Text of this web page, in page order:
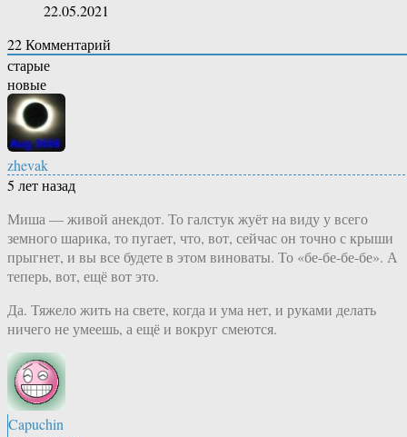
22.05.2021
22Комментарий
старые
новые
zhevak
5 лет назад
Миша — живой анекдот. То галстук жуёт на виду у всего
земного шарика, то пугает, что, вот, сейчас он точно с крыши
прыгнет, и вы все будете в этом виноваты. То «бе-бе-бе-бе». А
теперь, вот, ещё вот это.
Да. Тяжело жить на свете, когда и ума нет, и руками делать
ничего не умеешь, а ещё и вокруг смеются.
Capuchin